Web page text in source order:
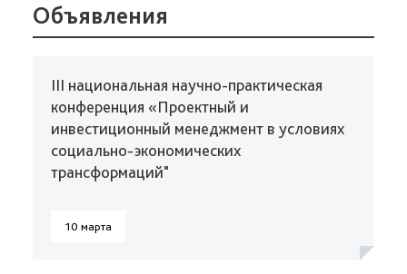
Объявления
III национальная научно-практическая
конференция «Проектный и
инвестиционный менеджмент в условиях
социально-экономических
трансформаций"
10 марта